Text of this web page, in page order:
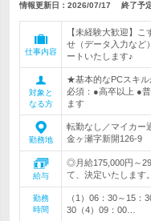
情報更新日：2026/07/17 終了予
仕事内容
【未経験大歓迎】
せ（データ入力など
ートいたします♪
対象と
なる方
★基本的なPCスキル
必須：●高卒以上 ●
ます
勤務地
転勤なし／マイカー
金ヶ瀬字新開126-9
給与
◎月給175,000円～
て、決定いたします
勤務
時間
（1）06：30～15：
30（4）09：00…